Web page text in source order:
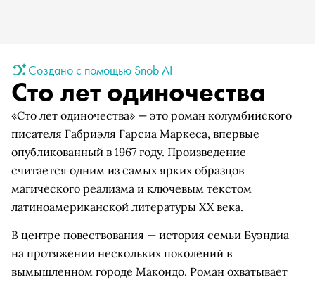
Создано с помощью Snob AI
Сто лет одиночества
«Сто лет одиночества» — это роман колумбийского
писателя Габриэля Гарсиа Маркеса, впервые
опубликованный в 1967 году. Произведение
считается одним из самых ярких образцов
магического реализма и ключевым текстом
латиноамериканской литературы XX века.
В центре повествования — история семьи Буэндиа
на протяжении нескольких поколений в
вымышленном городе Макондо. Роман охватывает